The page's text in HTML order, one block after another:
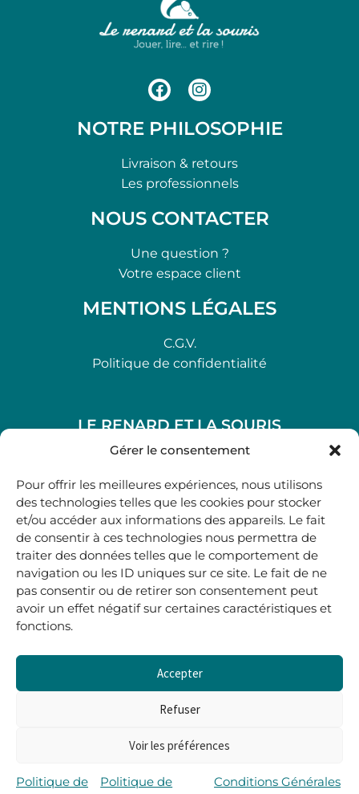
Gérer le consentement
Pour offrir les meilleures expériences, nous utilisons
des technologies telles que les cookies pour stocker
et/ou accéder aux informations des appareils. Le fait
de consentir à ces technologies nous permettra de
traiter des données telles que le comportement de
navigation ou les ID uniques sur ce site. Le fait de ne
pas consentir ou de retirer son consentement peut
avoir un effet négatif sur certaines caractéristiques et
fonctions.
Accepter
Refuser
Voir les préférences
Politique de Politique de Conditions Générales
NOTRE PHILOSOPHIE
Livraison & retours
Les professionnels
NOUS CONTACTER
Une question ?
Votre espace client
MENTIONS LÉGALES
C.G.V.
Politique de confidentialité
LE RENARD ET LA SOURIS
48, rue Maubec 33210 LANGON
05 40 41 37 18
.
MARDI AU SAMEDI
10H00-12H45 | 14H00 -19H00
boutique@lerenardetlasouris.com
Tous droits réservés © Le Renard et la Souris –
Rives